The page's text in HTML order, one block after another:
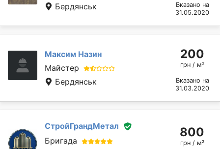
Бердянськ
Вказано на
31.05.2020
Максим Назин
Майстер
Бердянськ
200
грн / м²
Вказано на
31.03.2020
СтройГрандМетал
Бригада
800
грн / м²